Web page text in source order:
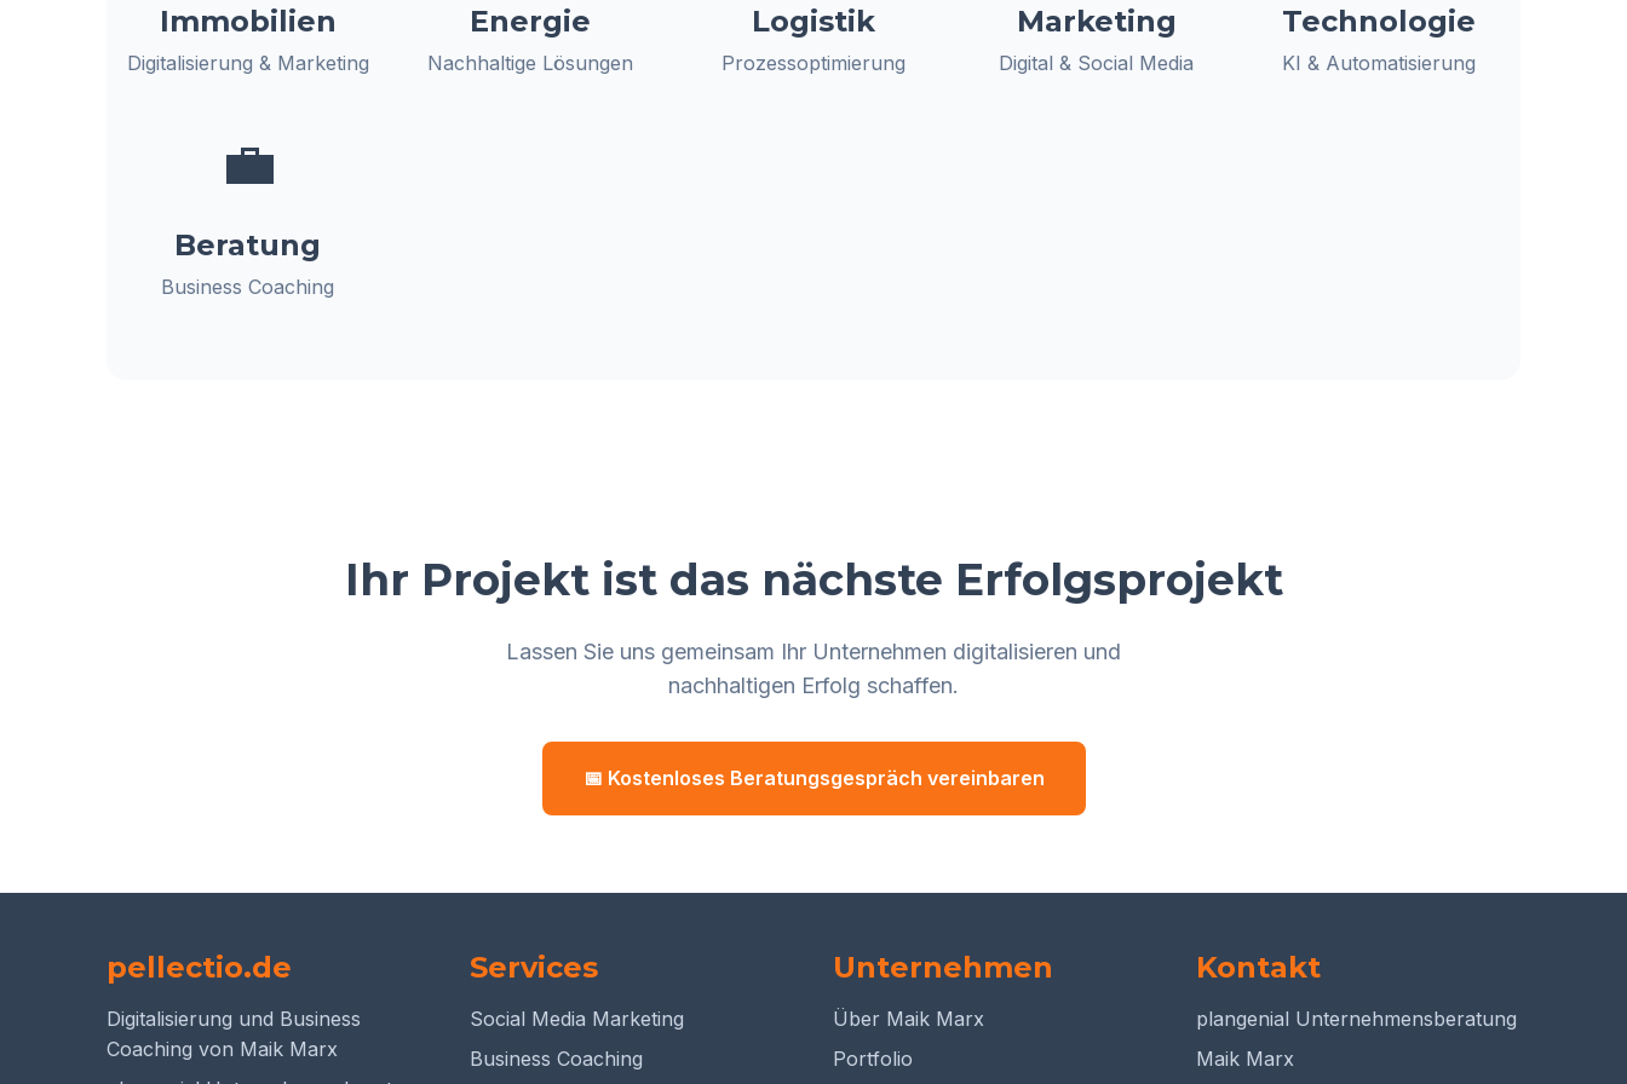
Immobilien
Digitalisierung & Marketing
Energie
Nachhaltige Lösungen
Logistik
Prozessoptimierung
Marketing
Digital & Social Media
Technologie
KI & Automatisierung
💼
Beratung
Business Coaching
Ihr Projekt ist das nächste Erfolgsprojekt
Lassen Sie uns gemeinsam Ihr Unternehmen digitalisieren und
nachhaltigen Erfolg schaffen.
📅 Kostenloses Beratungsgespräch vereinbaren
pellectio.de
Digitalisierung und Business
Coaching von Maik Marx
Services
Social Media Marketing
Business Coaching
Unternehmen
Über Maik Marx
Portfolio
Kontakt
plangenial Unternehmensberatung
Maik Marx